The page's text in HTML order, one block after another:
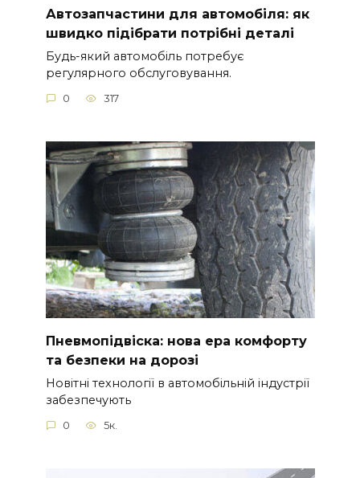
Автозапчастини для автомобіля: як
швидко підібрати потрібні деталі
Будь-який автомобіль потребує
регулярного обслуговування.
0 317
Пневмопідвіска: нова ера комфорту
та безпеки на дорозі
Новітні технології в автомобільній індустрії
забезпечують
0 5к.